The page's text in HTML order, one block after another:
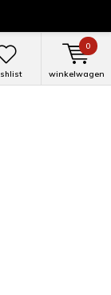
winkelwagen
0